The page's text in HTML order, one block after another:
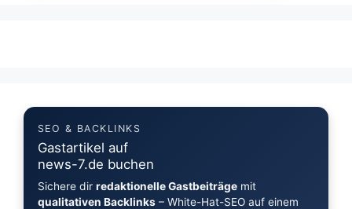
SEO & BACKLINKS
Gastartikel auf
news-7.de buchen
Sichere dir redaktionelle Gastbeiträgemit
qualitativen Backlinks– White-Hat-SEO auf einem